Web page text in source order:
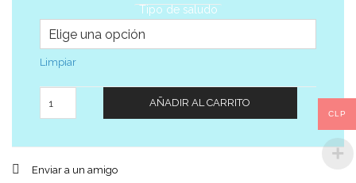
Tipo de saludo
Limpiar
AÑADIR AL CARRITO
Enviar a un amigo
CLP